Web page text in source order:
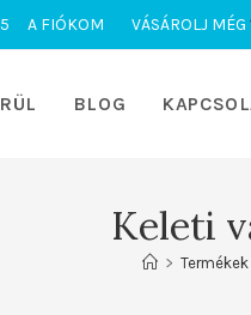
A FIÓKOM VÁSÁROLJ MÉG
BLOG
Keleti
> Termékek